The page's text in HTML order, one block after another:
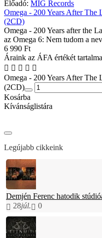
Előadó: MIG Records
Omega - 200 Years After
(2CD)
Omega - 200 Years after the
az Omega 6: Nem tudom a
6 990 Ft
Áraink az ÁFA értékét
Omega - 200 Years After
(2CD)
Kosárba
Kívánságlistára
Legújabb cikkeink
Demjén Ferenc hatodik
28júl. 0